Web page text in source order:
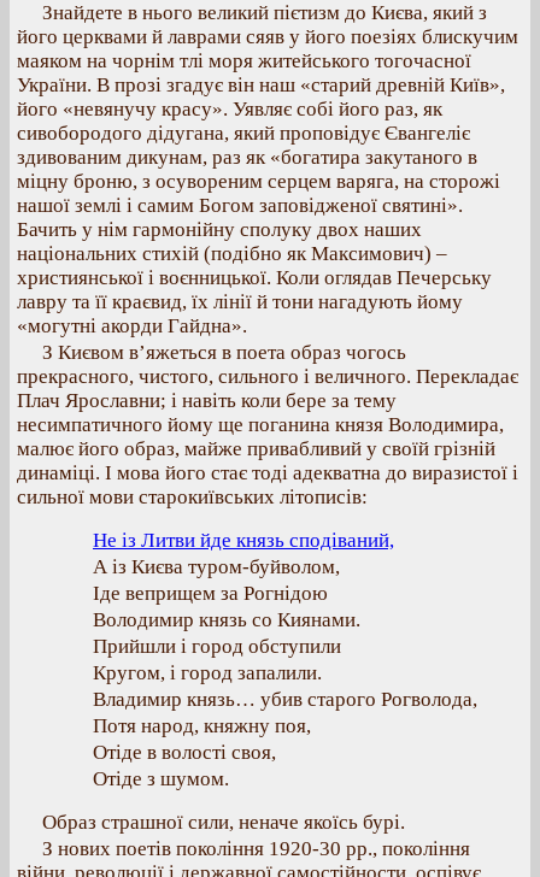
Знайдете в нього великий пієтизм до Києва, який з
його церквами й лаврами сяяв у його поезіях блискучим
маяком на чорнім тлі моря житейського тогочасної
України. В прозі згадує він наш «старий древній Київ»,
його «невянучу красу». Уявляє собі його раз, як
сивобородого дідугана, який проповідує Євангеліє
здивованим дикунам, раз як «богатира закутаного в
міцну броню, з осувореним серцем варяга, на сторожі
нашої землі і самим Богом заповідженої святині».
Бачить у нім гармонійну сполуку двох наших
національних стихій (подібно як Максимович) –
християнської і воєнницької. Коли оглядав Печерську
лавру та її краєвид, їх лінії й тони нагадують йому
«могутні акорди Гайдна».
З Києвом в’яжеться в поета образ чогось
прекрасного, чистого, сильного і величного. Перекладає
Плач Ярославни; і навіть коли бере за тему
несимпатичного йому ще поганина князя Володимира,
малює його образ, майже привабливий у своїй грізній
динаміці. І мова його стає тоді адекватна до виразистої і
сильної мови старокиївських літописів:
Не із Литви йде князь сподіваний,
А із Києва туром-буйволом,
Іде веприщем за Рогнідою
Володимир князь со Киянами.
Прийшли і город обступили
Кругом, і город запалили.
Владимир князь… убив старого Рогволода,
Потя народ, княжну поя,
Отіде в волості своя,
Отіде з шумом.
Образ страшної сили, неначе якоїсь бурі.
З нових поетів покоління 1920-30 рр., покоління